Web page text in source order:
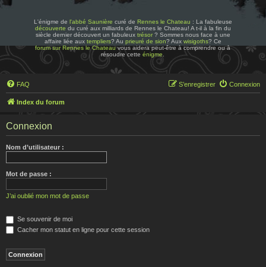
L'énigme de l'abbé Saunière curé de Rennes le Chateau : La fabuleuse
découverte du curé aux milliards de Rennes le Chateau! A t-il à la fin du
siècle dernier découvert un fabuleux trésor? Sommes nous face à une
affaire liée aux templiers? Au prieuré de sion? Aux wisigoths? Ce
forum sur Rennes le Chateauvous aidera peut-être à comprendre ou à
résoudre cetteénigme
FAQ Connexion
S’enregistrer
Index du forum
Connexion
Nom d’utilisateur :
Mot de passe :
J’ai oublié mon mot de passe
Se souvenir de moi
Cacher mon statut en ligne pour cette session